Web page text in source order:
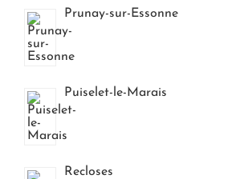
Prunay-sur-Essonne
Puiselet-le-Marais
Recloses